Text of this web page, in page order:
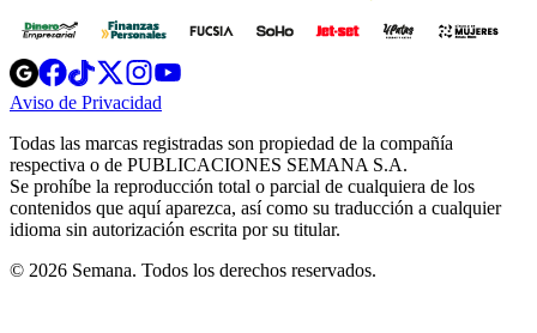
Opens
in
new
Opens
in
new
Opens
in
new
window
Opens
new
windowwindow
Aviso de Privacidad
new
window
Todas las marcas registradas son propiedad de la compañía
respectiva o de PUBLICACIONES SEMANA S.A.
Se prohíbe la reproducción total o parcial de cualquiera de los
contenidos que aquí aparezca, así como su traducción a cualquier
idioma sin autorización escrita por su titular.
© 2026 Semana. Todos los derechos reservados.